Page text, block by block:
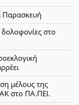
Παρασκευή
στο
μέλους της
στο ΠΑ.ΠΕΙ.